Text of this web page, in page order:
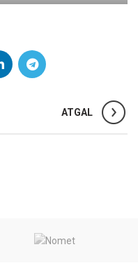
ATGAL